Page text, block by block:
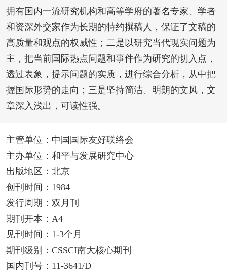
拥有国内一流研究机构和高等学府的著名专家、学者
和资深外交家作为长期的特约撰稿人，保证了文稿的
高质量和观点的权威性；二是以研究当代现实问题为
主，把当前国际热点问题和事件作为研究的切入点，
透过表象，提示问题的实质，进行综合分析，从中把
握国际形势的走向；三是坚持简洁、明朗的文风，文
章深入浅出，可读性强。
主管单位：中国国际友好联络会
主办单位：和平与发展研究中心
出版地区：北京
创刊时间：1984
发行周期：双月刊
期刊开本：A4
见刊时间：1-3个月
期刊级别：CSSCI南大核心期刊
国内刊号：11-3641/D